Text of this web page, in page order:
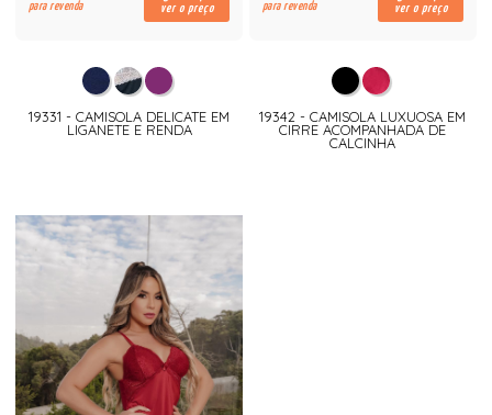
para revenda
ver o preço
19331 - CAMISOLA DELICATE EM
LIGANETE E RENDA
para revenda
ver o preço
19342 - CAMISOLA LUXUOSA EM
CIRRE ACOMPANHADA DE
CALCINHA